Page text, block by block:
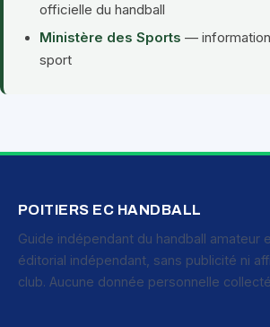
officielle du handball
Ministère des Sports —
sport
POITIERS EC HANDBALL
Guide indépendant du handball amateur
éditorial indépendant, sans publicité ni
club. Aucune donnée personnelle